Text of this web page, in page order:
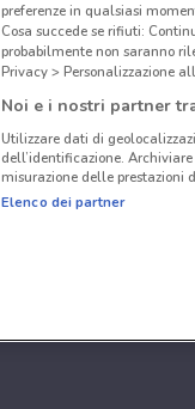
preferenze in qualsiasi
Cosa succede se rifiuti:
probabilmente non saranno
Privacy > Personalizzazione
Noi e i nostri partner
Utilizzare dati di
dell’identificazione.
misurazione delle prestazioni
Elenco dei partner